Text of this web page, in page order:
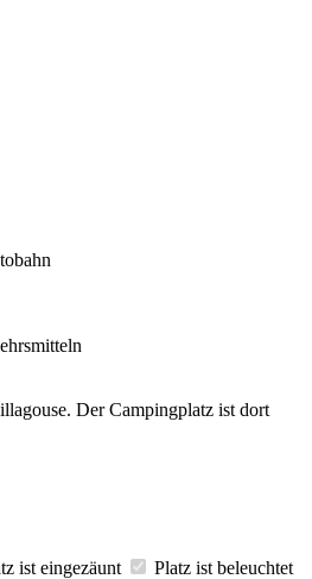
Der Campingplatz ist dort
ist eingezäunt
Platz ist beleuchtet